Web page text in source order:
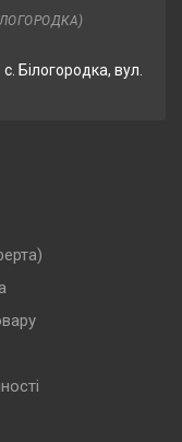
Білогородка, вул.